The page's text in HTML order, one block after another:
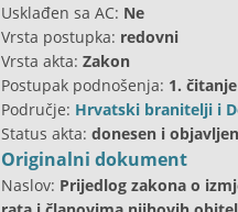
Usklađen sa AC: Ne
Vrsta postupka: redovni
Vrsta akta: Zakon
Postupak podnošenja: 1. čitanje
Područje: Hrvatski branitelji i
Status akta: donesen i objavljen
Originalni dokument
Naslov: Prijedlog zakona o